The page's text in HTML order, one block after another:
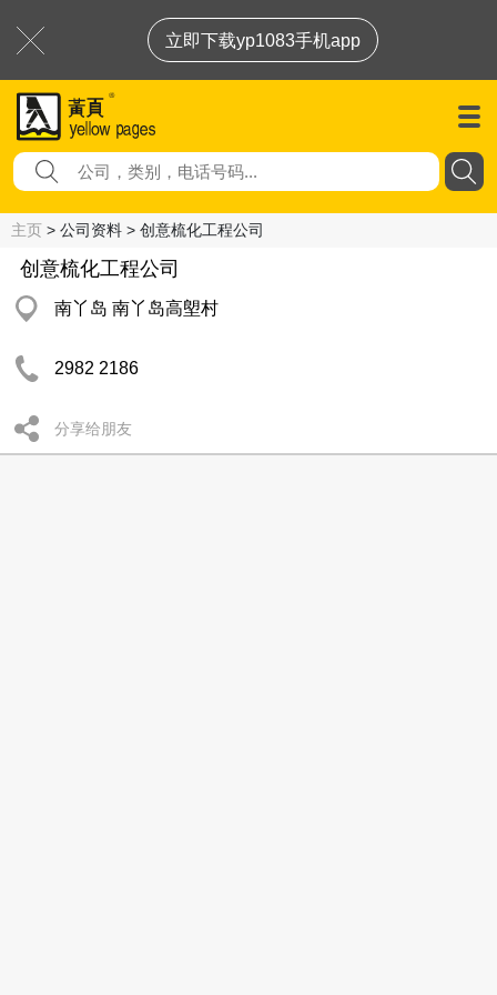
立即下载yp1083手机app
主页 > 公司资料 > 创意梳化工程公司
创意梳化工程公司
南丫岛 南丫岛高塱村
2982 2186
分享给朋友